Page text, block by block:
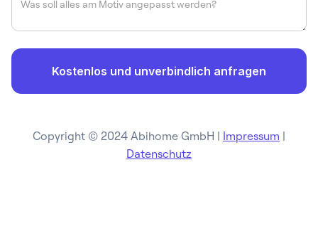
Copyright © 2024 Abihome GmbH | Impressum |
Datenschutz